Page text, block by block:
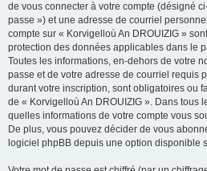
de vous connecter à votre compte (désigné
passe ») et une adresse de courriel
compte sur « Korvigelloù An DROUIZIG »
protection des données applicables dans le
Toutes les informations, en-dehors de votre
passe et de votre adresse de courriel requis
durant votre inscription, sont obligatoires ou
de « Korvigelloù An DROUIZIG ». Dans tous
quelles informations de votre compte vous
De plus, vous pouvez décider de vous
logiciel phpBB depuis une option disponible